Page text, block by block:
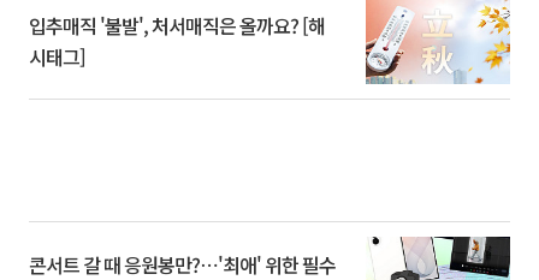
입추매직 '불발', 처서매직은 올까요? [해
시태그]
콘서트 갈 때 응원봉만?⋯'최애' 위한 필수